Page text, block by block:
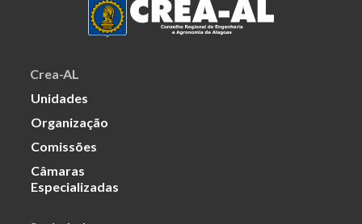
Crea-AL
Unidades
Organização
Comissões
Câmaras
Especializadas